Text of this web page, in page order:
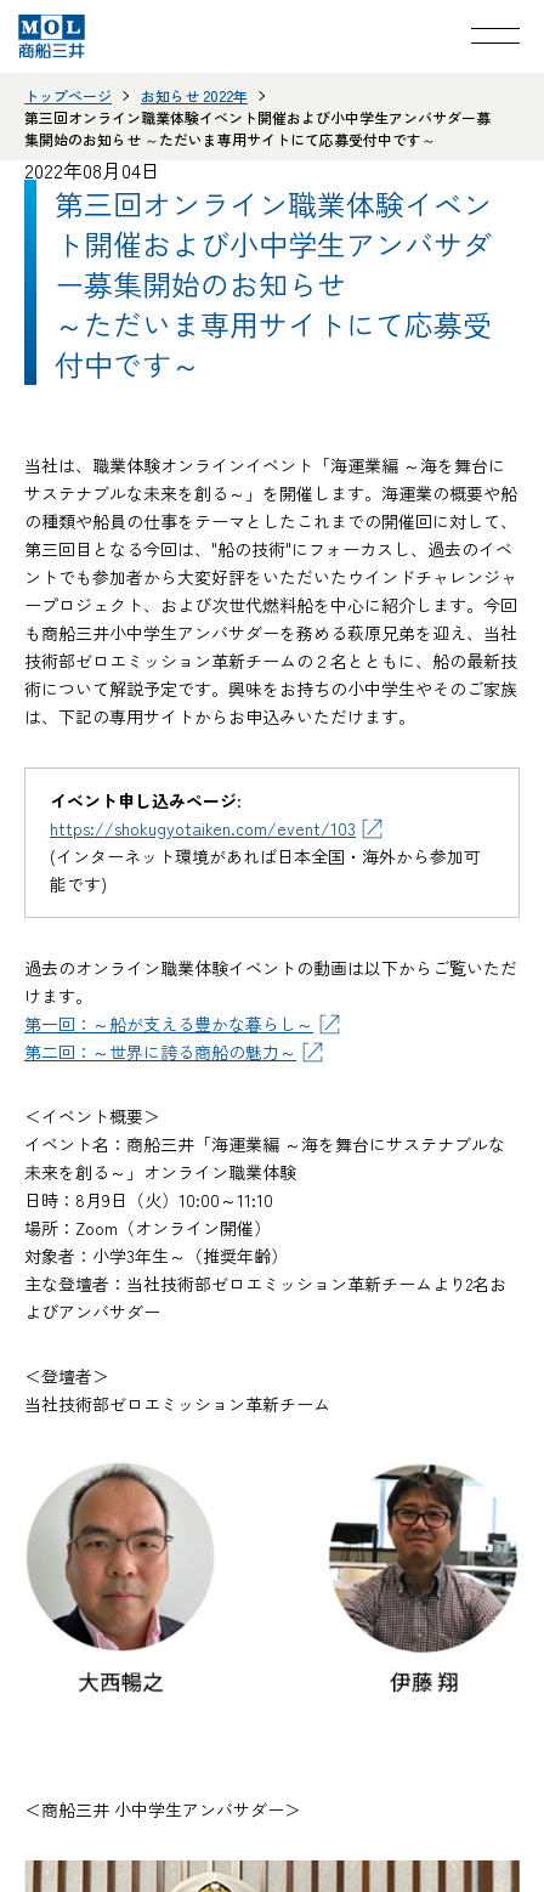
トップページ
お知らせ 2022年
第三回オンライン職業体験イベント開催および小中学生アンバサダー募
集開始のお知らせ ～ただいま専用サイトにて応募受付中です～
2022年08月04日
第三回オンライン職業体験イベン
ト開催および小中学生アンバサダ
ー募集開始のお知らせ
～ただいま専用サイトにて応募受
付中です～
当社は、職業体験オンラインイベント「海運業編 ～海を舞台に
サステナブルな未来を創る～」を開催します。海運業の概要や船
の種類や船員の仕事をテーマとしたこれまでの開催回に対して、
第三回目となる今回は、"船の技術"にフォーカスし、過去のイベ
ントでも参加者から大変好評をいただいたウインドチャレンジャ
ープロジェクト、および次世代燃料船を中心に紹介します。今回
も商船三井小中学生アンバサダーを務める萩原兄弟を迎え、当社
技術部ゼロエミッション革新チームの２名とともに、船の最新技
術について解説予定です。興味をお持ちの小中学生やそのご家族
は、下記の専用サイトからお申込みいただけます。
イベント申し込みページ:
https://shokugyotaiken.com/event/103
(インターネット環境があれば日本全国・海外から参加可
能です)
過去のオンライン職業体験イベントの動画は以下からご覧いただ
けます。
第一回：～船が支える豊かな暮らし～
第二回：～世界に誇る商船の魅力～
＜イベント概要＞
イベント名：商船三井「海運業編 ～海を舞台にサステナブルな
未来を創る～」オンライン職業体験
日時：8月9日（火）10:00～11:10
場所：Zoom（オンライン開催）
対象者：小学3年生～（推奨年齢）
主な登壇者：当社技術部ゼロエミッション革新チームより2名お
よびアンバサダー
＜登壇者＞
当社技術部ゼロエミッション革新チーム
＜商船三井 小中学生アンバサダー＞